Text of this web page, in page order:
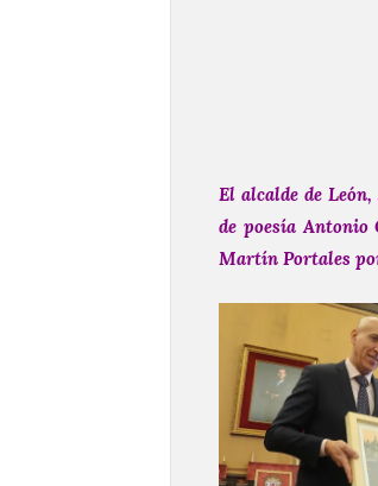
El alcalde de
de poesía Antonio
Martín Portales